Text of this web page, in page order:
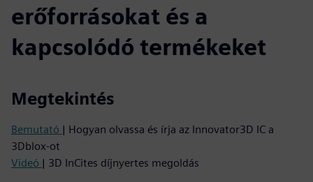
erőforrásokat és a
kapcsolódó termékeket
Megtekintés
Bemutató | Hogyan olvassa és írja az Innovator3D IC a
3Dblox-ot
Videó | 3D InCites díjnyertes megoldás